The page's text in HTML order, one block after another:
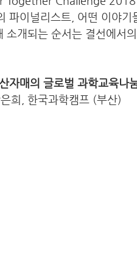
파이널리스트, 어떤 이야기
소개되는 순서는 결선에서
자매의 글로벌 과학교육나
, 한국과학캠프 (부산)